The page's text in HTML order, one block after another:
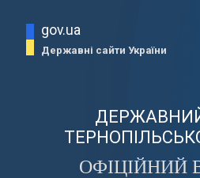
gov.ua
Державні сайти України
ОФІЦІЙНИЙ